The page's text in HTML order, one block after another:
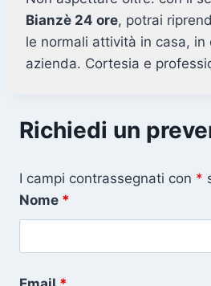
Bianzè 24 ore, potrai
le normali attività in casa, in
azienda. Cortesia e
Richiedi un
I campi contrassegnati con *
Nome *